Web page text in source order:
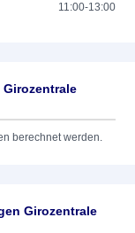
11:00-13:00
berechnet werden.
Girozentrale